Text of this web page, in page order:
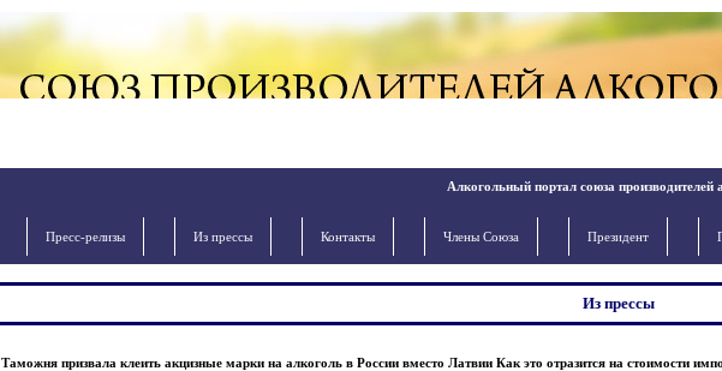
Алкогольный портал союза производителей
Пресс-релизы Из прессы Контакты Члены Cоюза Президент
Из прессы
Таможня призвала клеить акцизные марки на алкоголь в России вместо Латвии Как это отразится на стоимости